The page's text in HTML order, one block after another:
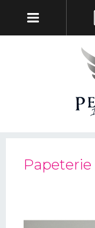
Papeterie